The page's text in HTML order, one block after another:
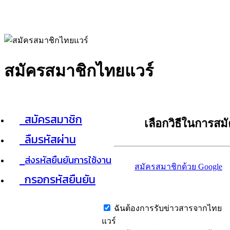
สมัครสมาชิกไทยแวร์
สมัครสมาชิก
ลืมรหัสผ่าน
ส่งรหัสยืนยันการใช้งาน
กรอกรหัสยืนยัน
เลือกวิธีในการส
สมัครสมาชิกด้วย Google
ฉันต้องการรับข่าวสารจากไทย
แวร์